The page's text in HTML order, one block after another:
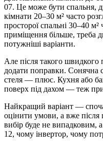
07. Це може бути спальня,
кімнати 20–30 м² часто
просторої спальні 30–40
приміщення більше, треба
потужніші варіанти.
Але після такого швидкого
додати поправки. Сонячна
стеля — плюс. Кухня або
поверх під дахом — теж
Найкращий варіант —
оцінити умови, а вже після
вибір буде не випадковим,
12, чому інвертор, чому